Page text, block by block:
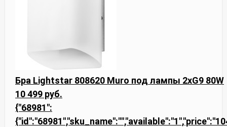
Бра Lightstar 808620 Muro под лампы 2xG9 80W
10 499 руб.
{"68981":